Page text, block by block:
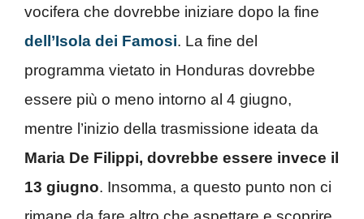
vocifera che dovrebbe iniziare dopo la fine
dell’Isola dei Famosi. La fine del
programma vietato in Honduras dovrebbe
essere più o meno intorno al 4 giugno,
mentre l’inizio della trasmissione ideata da
Maria De Filippi, dovrebbe essere invece il
13 giugno. Insomma, a questo punto non ci